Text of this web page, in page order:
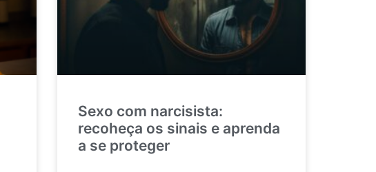
Sexo com narcisista:
recoheça os sinais e aprenda
a se proteger